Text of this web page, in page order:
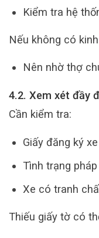
Kiểm tra hệ
Nếu không có
Nên nhờ thợ
4.2. Xem xét đầy
Cần kiểm tra:
Giấy đăng ký xe
Tình trạng
Xe có tranh
Thiếu giấy tờ có